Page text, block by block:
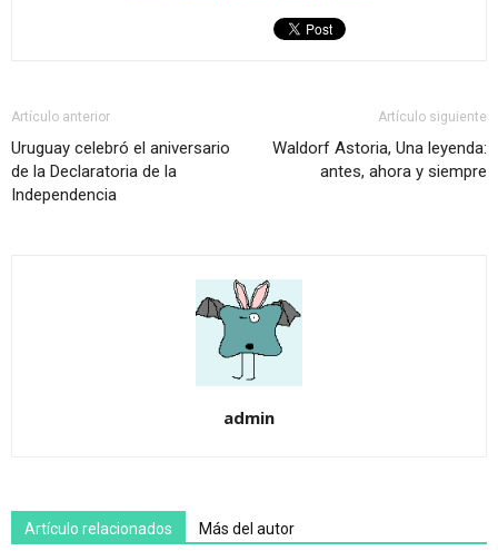
Artículo anterior
Uruguay celebró el aniversario
de la Declaratoria de la
Independencia
Artículo siguiente
Waldorf Astoria, Una leyenda:
antes, ahora y siempre
admin
Artículo relacionados Más del autor